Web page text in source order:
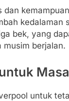
kedalaman
bek, yang
musim berjalan.
untuk